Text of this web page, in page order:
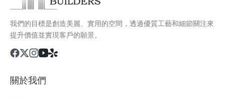
我們的目標是創造美麗、實用的空間，透過優質工藝和細節關注來
提升價值並實現客戶的願景。
關於我們